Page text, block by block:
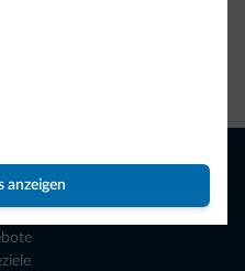
anzeigen
mehr